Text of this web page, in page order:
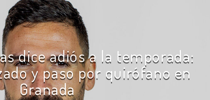
dice adiós a la temporada:
y paso por quirófano en
Granada